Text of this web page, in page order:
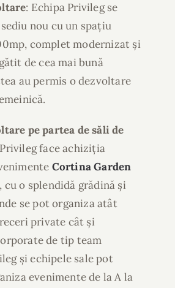
: Echipa Privileg se
nou cu un spațiu
complet modernizat și
de cea mai bună
au permis o dezvoltare
pe partea de săli de
face achiziția
Cortina Garden
cu o splendidă grădină și
se pot organiza atât
private cât și
de tip team
și echipele sale pot
evenimente de la A la